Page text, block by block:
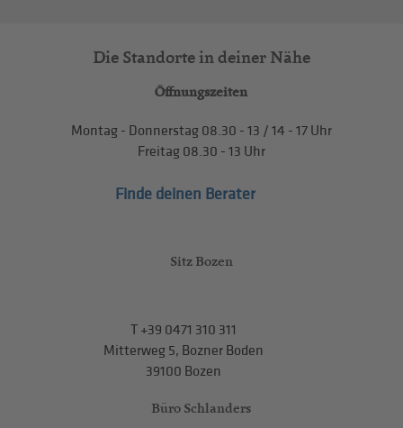
Die Standorte in deiner Nähe
Öffnungszeiten
Montag - Donnerstag 08.30 - 13 / 14 - 17 Uhr
Freitag 08.30 - 13 Uhr
Finde deinen Berater
Sitz Bozen
T+39 0471 310 311
Mitterweg 5, Bozner Boden
39100 Bozen
Büro Schlanders